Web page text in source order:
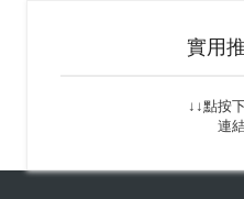
實用
↓↓點按
連